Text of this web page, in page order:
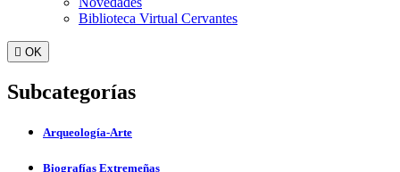
Biblioteca Virtual Cervantes
 OK
Subcategorías
Arqueología-Arte
Biografías Extremeñas